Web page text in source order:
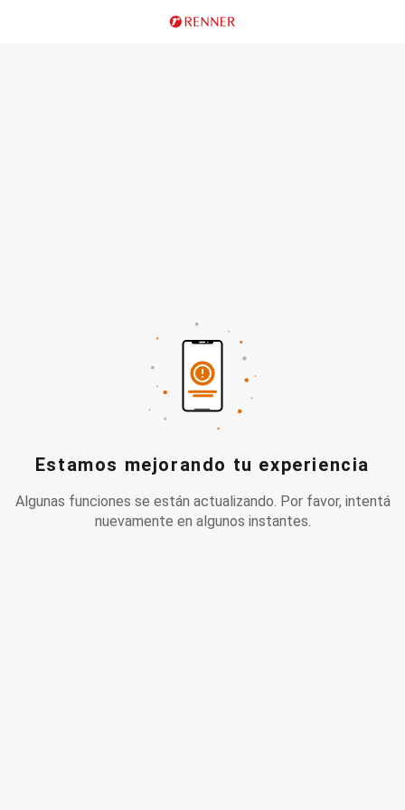
Estamos mejorando tu experiencia
Algunas funciones se están actualizando. Por favor, intentá
nuevamente en algunos instantes.